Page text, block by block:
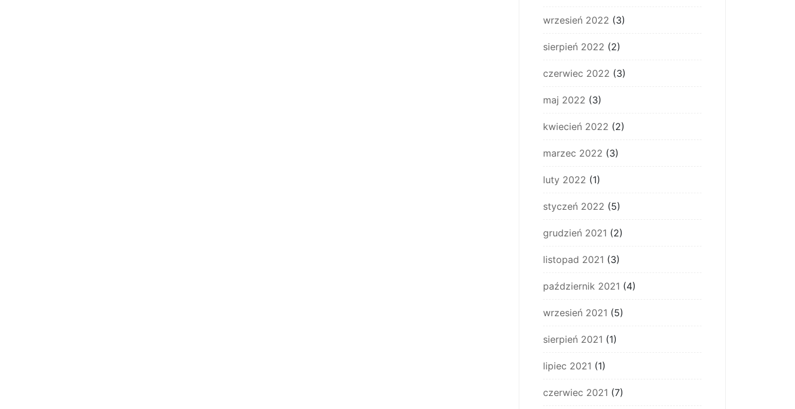
wrzesień 2022 (3)
sierpień 2022 (2)
czerwiec 2022 (3)
maj 2022 (3)
kwiecień 2022 (2)
marzec 2022 (3)
luty 2022 (1)
styczeń 2022 (5)
grudzień 2021 (2)
listopad 2021 (3)
październik 2021 (4)
wrzesień 2021 (5)
sierpień 2021 (1)
lipiec 2021 (1)
czerwiec 2021 (7)